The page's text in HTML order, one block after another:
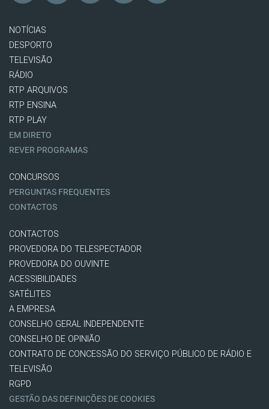
NOTÍCIAS
DESPORTO
TELEVISÃO
RÁDIO
RTP ARQUIVOS
RTP ENSINA
RTP PLAY
EM DIRETO
REVER PROGRAMAS
CONCURSOS
PERGUNTAS FREQUENTES
CONTACTOS
CONTACTOS
PROVEDORA DO TELESPECTADOR
PROVEDORA DO OUVINTE
ACESSIBILIDADES
SATÉLITES
A EMPRESA
CONSELHO GERAL INDEPENDENTE
CONSELHO DE OPINIÃO
CONTRATO DE CONCESSÃO DO SERVIÇO PÚBLICO DE RÁDIO E
TELEVISÃO
RGPD
GESTÃO DAS DEFINIÇÕES DE COOKIES